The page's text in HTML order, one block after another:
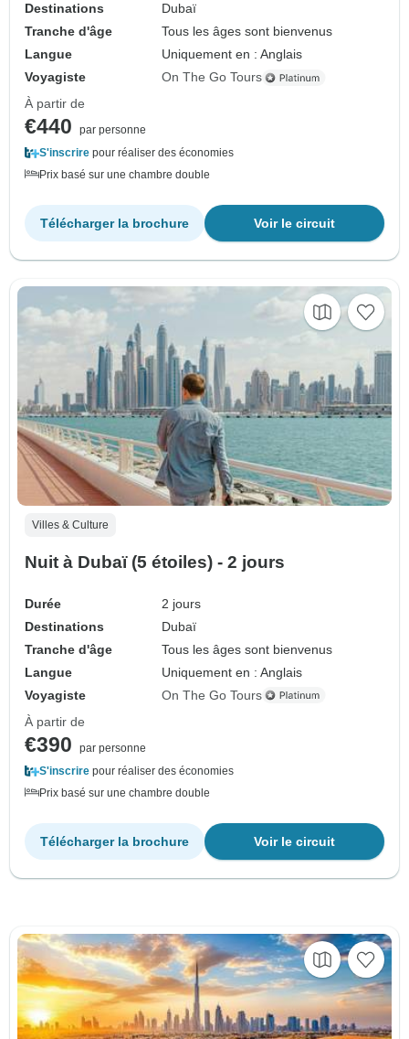
Destinations
Dubaï
Tranche d'âge
Tous les âges sont bienvenus
Langue
Uniquement en : Anglais
Voyagiste
On The Go Tours
À partir de
€440
par personne
S'inscrire pour réaliser des économies
Prix basé sur une chambre double
Voir le circuit
Télécharger la brochure
Villes & Culture
Nuit à Dubaï (5 étoiles) - 2 jours
Durée
2 jours
Destinations
Dubaï
Tranche d'âge
Tous les âges sont bienvenus
Langue
Uniquement en : Anglais
Voyagiste
On The Go Tours
À partir de
€390
par personne
S'inscrire pour réaliser des économies
Prix basé sur une chambre double
Voir le circuit
Télécharger la brochure